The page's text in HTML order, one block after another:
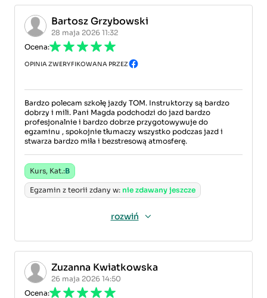
Bartosz Grzybowski
28 maja 2026 11:32
Ocena:
OPINIA ZWERYFIKOWANA PRZEZ
Bardzo polecam szkołę jazdy TOM. Instruktorzy są bardzo
dobrzy i mili. Pani Magda podchodzi do jazd bardzo
profesjonalnie i bardzo dobrze przygotowywuje do
egzaminu , spokojnie tłumaczy wszystko podczas jazd i
stwarza bardzo miła i bezstresową atmosferę.
Kurs, Kat.:B
Egzamin z teorii zdany w: nie zdawany jeszcze
rozwiń
Zuzanna Kwiatkowska
26 maja 2026 14:50
Ocena: